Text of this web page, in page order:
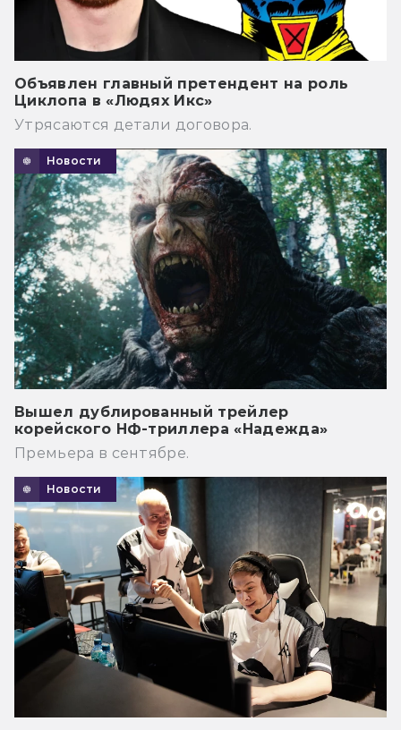
Объявлен главный претендент на роль
Циклопа в «Людях Икс»
Утрясаются детали договора.
Новости
Вышел дублированный трейлер
корейского НФ-триллера «Надежда»
Премьера в сентябре.
Новости